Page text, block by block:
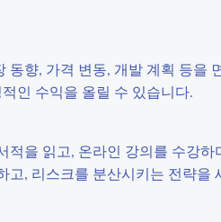
향, 가격 변동, 개발 계획 등을
인 수익을 올릴 수 있습니다.
적을 읽고, 온라인 강의를 수강하
, 리스크를 분산시키는 전략을